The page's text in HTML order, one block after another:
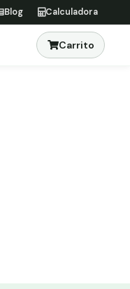
Blog Calculadora
Carrito